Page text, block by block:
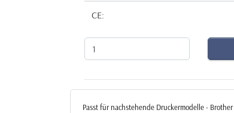
CE:
Passt für nachstehende Druckermodelle -